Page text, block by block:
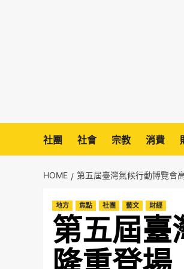
社團 社會 宗教 消費
HOME 第五屆臺灣氣候行動博覽會
地方 焦點 社團 藝文 財經
第五屆臺